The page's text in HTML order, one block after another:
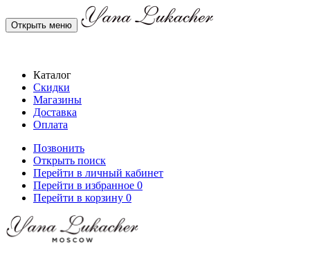
Открыть меню
Каталог
Скидки
Магазины
Доставка
Оплата
Позвонить
Открыть поиск
Перейти в личный кабинет
Перейти в избранное 0
Перейти в корзину 0